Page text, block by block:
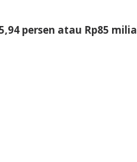
persen atau Rp85